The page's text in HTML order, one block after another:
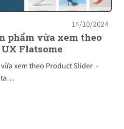
14/10/2024
phẩm vừa xem theo
Flatsome
xem theo Product Slider -
ta…